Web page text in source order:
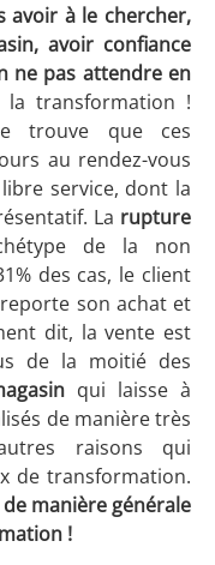
avoir à le chercher,
avoir confiance
ne pas attendre en
transformation !
trouve que ces
au rendez-vous
service, dont la
La rupture
de la non
des cas, le client
son achat et
dit, la vente est
de la moitié des
qui laisse à
de manière très
raisons qui
de transformation.
manière générale
!